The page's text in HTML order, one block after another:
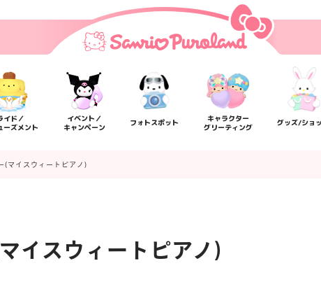
イド／
ーズメント
イベント／
キャンペーン
フォトスポット
キャラクター
グリーティング
グッズ/ショ
(マイスウィートピアノ)
イスウィートピアノ)